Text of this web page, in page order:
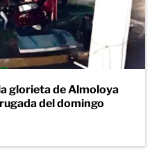
glorieta de Almoloya
del domingo